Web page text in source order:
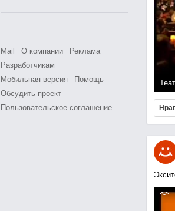
Mail О компании
Реклама
Разработчикам
Мобильная версия
Помощь
Обсудить проект
Пользовательское соглашение